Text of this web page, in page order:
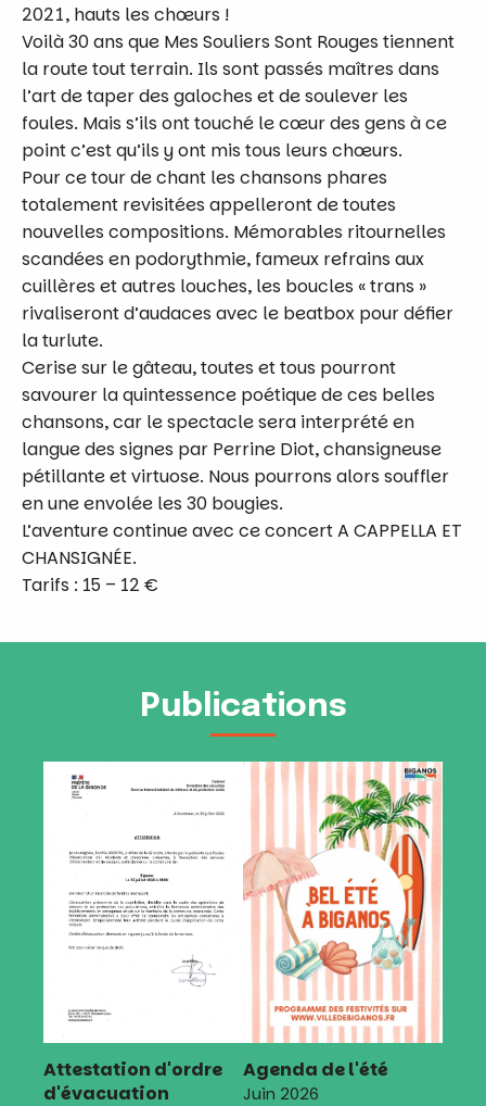
2021, hauts les chœurs !
Voilà 30 ans que Mes Souliers Sont Rouges tiennent
la route tout terrain. Ils sont passés maîtres dans
l’art de taper des galoches et de soulever les
foules. Mais s’ils ont touché le cœur des gens à ce
point c’est qu’ils y ont mis tous leurs chœurs.
Pour ce tour de chant les chansons phares
totalement revisitées appelleront de toutes
nouvelles compositions. Mémorables ritournelles
scandées en podorythmie, fameux refrains aux
cuillères et autres louches, les boucles « trans »
rivaliseront d’audaces avec le beatbox pour défier
la turlute.
Cerise sur le gâteau, toutes et tous pourront
savourer la quintessence poétique de ces belles
chansons, car le spectacle sera interprété en
langue des signes par Perrine Diot, chansigneuse
pétillante et virtuose. Nous pourrons alors souffler
en une envolée les 30 bougies.
L’aventure continue avec ce concert A CAPPELLA ET
CHANSIGNÉE.
Tarifs : 15 – 12 €
Publications
Attestation d'ordre
d'évacuation
Agenda de l'été
Juin 2026